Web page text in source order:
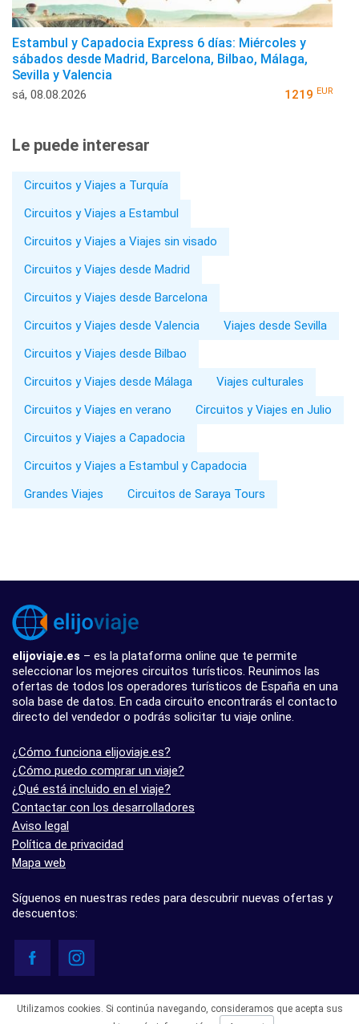
Estambul y Capadocia Express 6 días: Miércoles y
sábados desde Madrid, Barcelona, Bilbao, Málaga,
Sevilla y Valencia
sá, 08.08.2026 1219 EUR
Le puede interesar
Circuitos y Viajes a Turquía
Circuitos y Viajes a Estambul
Circuitos y Viajes a Viajes sin visado
Circuitos y Viajes desde Madrid
Circuitos y Viajes desde Barcelona
Circuitos y Viajes desde Valencia
Viajes desde Sevilla
Circuitos y Viajes desde Bilbao
Circuitos y Viajes desde Málaga
Viajes culturales
Circuitos y Viajes en verano
Circuitos y Viajes en Julio
Circuitos y Viajes a Capadocia
Circuitos y Viajes a Estambul y Capadocia
Grandes Viajes
Circuitos de Saraya Tours
elijoviaje.es – es la plataforma online que te permite
seleccionar los mejores circuitos turísticos. Reunimos las
ofertas de todos los operadores turísticos de España en una
sola base de datos. En cada circuito encontrarás el contacto
directo del vendedor o podrás solicitar tu viaje online.
¿Cómo funciona elijoviaje.es?
¿Cómo puedo comprar un viaje?
¿Qué está incluido en el viaje?
Contactar con los desarrolladores
Aviso legal
Política de privacidad
Mapa web
Síguenos en nuestras redes para descubrir nuevas ofertas y
descuentos:
- 5.0 basado en 7 opiniones
Utilizamos cookies. Si continúa navegando, consideramos que acepta sus